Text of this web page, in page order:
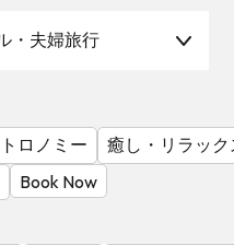
・夫婦旅行
ロノミー 癒し・リラック
Book Now